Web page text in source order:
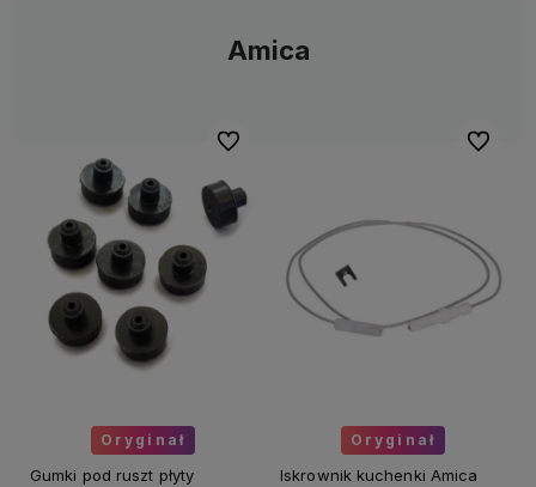
Amica
Oryginał
Gumki pod ruszt płyty
Do ulubionych
Oryginał
Iskrownik kuchenki Amica
Do